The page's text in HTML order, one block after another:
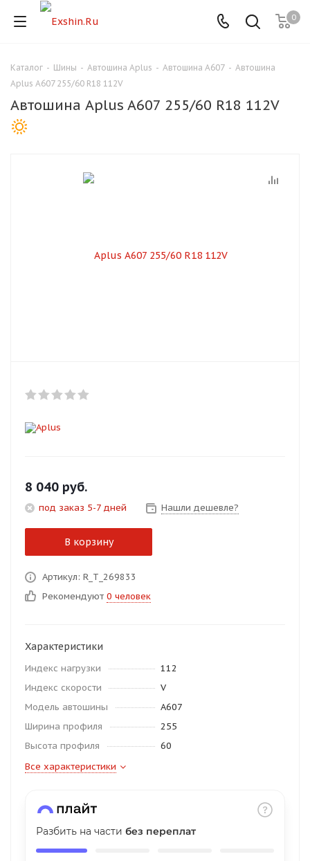
0
Каталог - Шины - Автошина Aplus - Автошина A607 - Автошина
Aplus A607 255/60 R18 112V
Автошина Aplus A607 255/60 R18 112V
8 040 руб.
под заказ 5-7 дней Нашли дешевле?
В корзину
Артикул: R_T_269833
Рекомендуют 0 человек
Характеристики
Индекс нагрузки
112
Индекс скорости
V
Модель автошины
A607
Ширина профиля
255
Высота профиля
60
Все характеристики
Разбить на части без переплат
Для клиентов всех банков
Разбейте
оплату
Оплачивайте сегодня только
% будут
% каждые 2 недели
Остались вопросы?
8 800 302-02-51
plait.ru